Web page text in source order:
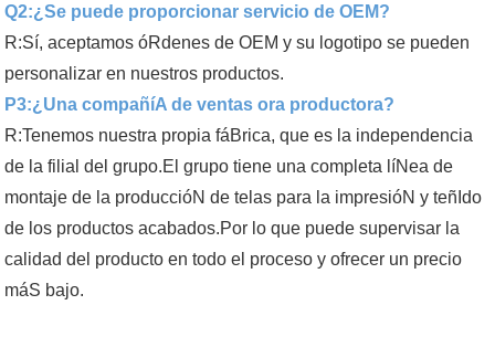
Q2:¿Se puede proporcionar servicio de OEM?
R:Sí, aceptamos óRdenes de OEM y su logotipo se pueden
personalizar en nuestros productos.
P3:¿Una compañíA de ventas ora productora?
R:Tenemos nuestra propia fáBrica, que es la independencia
de la filial del grupo.El grupo tiene una completa líNea de
montaje de la produccióN de telas para la impresióN y teñIdo
de los productos acabados.Por lo que puede supervisar la
calidad del producto en todo el proceso y ofrecer un precio
máS bajo.